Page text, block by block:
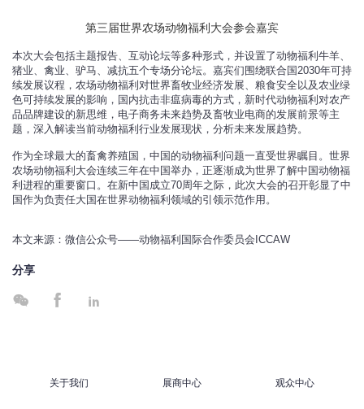
第三届世界农场动物福利大会参会嘉宾
本次大会包括主题报告、互动论坛等多种形式，并设置了动物福利牛羊、
猪业、禽业、驴马、减抗五个专场分论坛。嘉宾们围绕联合国2030年可持
续发展议程，农场动物福利对世界畜牧业经济发展、粮食安全以及农业绿
色可持续发展的影响，国内抗击非瘟病毒的方式，新时代动物福利对农产
品品牌建设的新思维，电子商务未来趋势及畜牧业电商的发展前景等主
题，深入解读当前动物福利行业发展现状，分析未来发展趋势。
作为全球最大的畜禽养殖国，中国的动物福利问题一直受世界瞩目。世界
农场动物福利大会连续三年在中国举办，正逐渐成为世界了解中国动物福
利进程的重要窗口。在新中国成立70周年之际，此次大会的召开彰显了中
国作为负责任大国在世界动物福利领域的引领示范作用。
本文来源：微信公众号——动物福利国际合作委员会ICCAW
分享
  
关于我们 展商中心 观众中心